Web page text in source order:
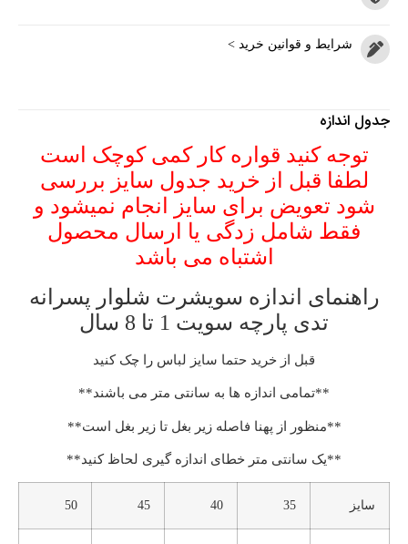
شرایط و قوانین خرید >
جدول اندازه
توجه کنید قواره کار کمی کوچک است
لطفا قبل از خرید جدول سایز بررسی
شود تعویض برای سایز انجام نمیشود و
فقط شامل زدگی یا ارسال محصول
اشتباه می باشد
راهنمای اندازه سویشرت شلوار پسرانه
تدی پارچه سویت 1 تا 8 سال
قبل از خرید حتما سایز لباس را چک کنید
**تمامی اندازه ها به سانتی متر می باشند**
**منظور از پهنا فاصله زیر بغل تا زیر بغل است**
**یک سانتی متر خطای اندازه گیری لحاظ کنید**
سایز 35
40
45
50